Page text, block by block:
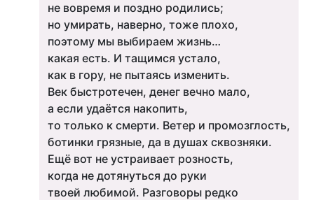
не вовремя и поздно родились;
но умирать, наверно, тоже плохо,
поэтому мы выбираем жизнь…
какая есть. И тащимся устало,
как в гору, не пытаясь изменить.
Век быстротечен, денег вечно мало,
а если удаётся накопить,
то только к смерти. Ветер и промозглость,
ботинки грязные, да в душах сквозняки.
Ещё вот не устраивает розность,
когда не дотянуться до руки
твоей любимой. Разговоры редко